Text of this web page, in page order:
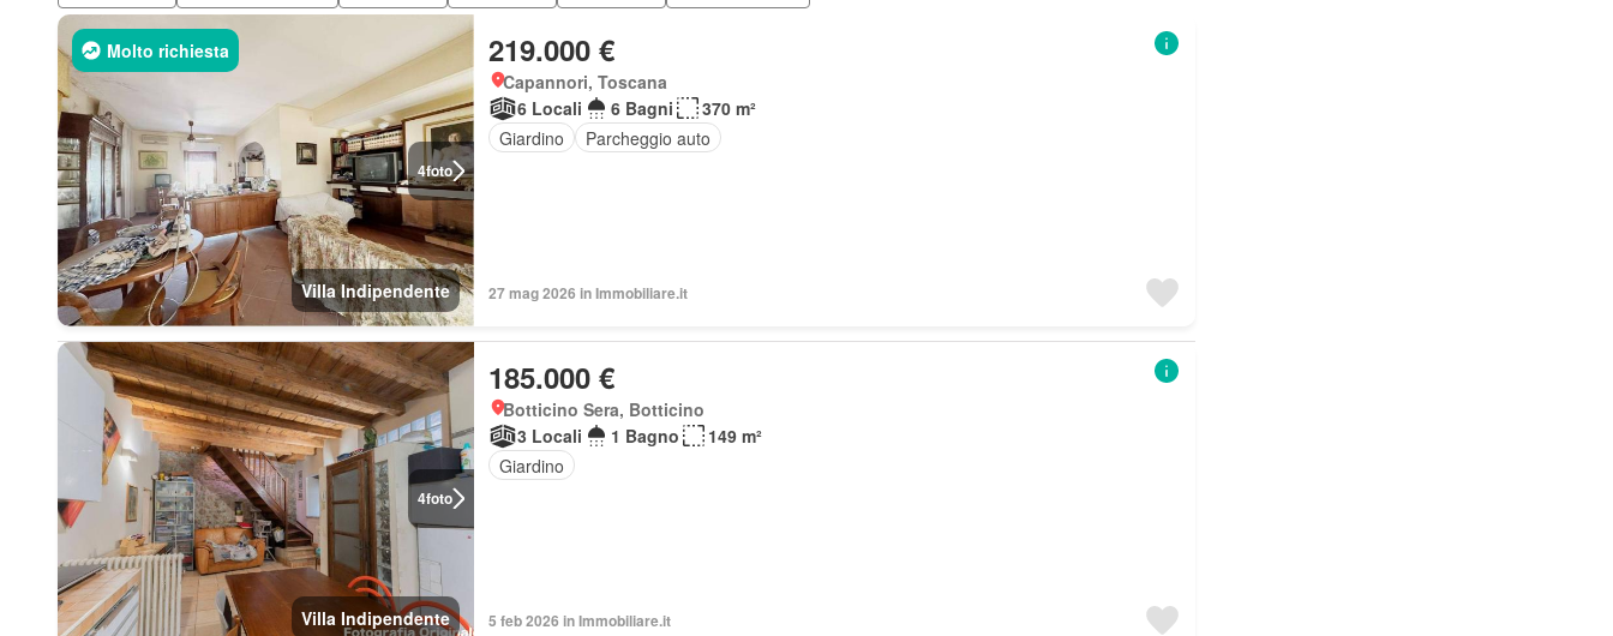
4foto
Molto richiesta
Villa Indipendente
219.000 €
Capannori, Toscana
6 Locali
6 Bagni
370 m²
Giardino
Parcheggio auto
27 mag 2026 in Immobiliare.it
4foto
Villa Indipendente
185.000 €
Botticino Sera, Botticino
3 Locali
1 Bagno
149 m²
Giardino
5 feb 2026 in Immobiliare.it